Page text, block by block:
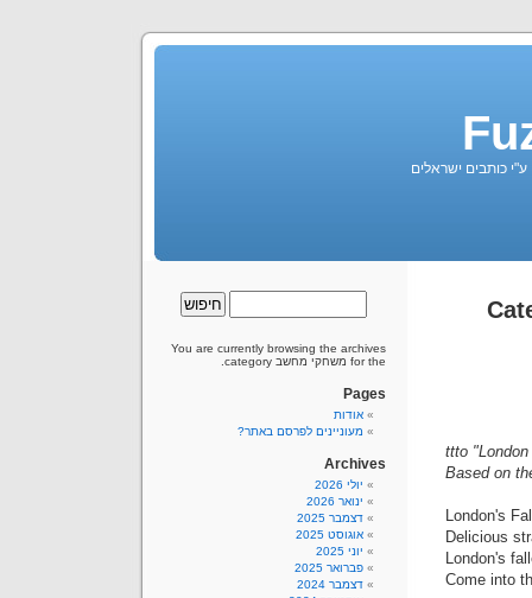
ע"י כותבים ישראלים
ttto
Based on
London's
Delicious
London's
Come into
You are currently browsing the archives
for the משחקי מחשב category.
Pages
אודות
מעוניינים לפרסם באתר?
Archives
יולי 2026
ינואר 2026
דצמבר 2025
אוגוסט 2025
יוני 2025
פברואר 2025
דצמבר 2024